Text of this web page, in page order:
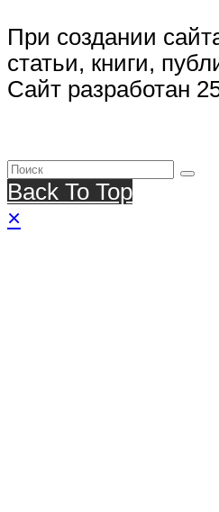
При создании
статьи, книги,
Сайт разработан
Back To Top
×